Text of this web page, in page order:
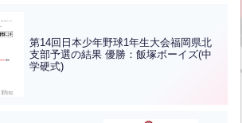
第14回日本少年野球1年生大会福岡県北
支部予選の結果 優勝：飯塚ボーイズ(中
学硬式)